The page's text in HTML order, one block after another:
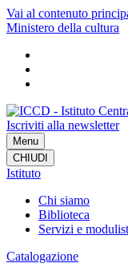
Vai al contenuto
Ministero della cultura
Iscriviti alla newsletter
Menu
CHIUDI
Istituto
Chi siamo
Biblioteca
Servizi e
Catalogazione